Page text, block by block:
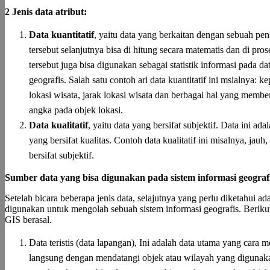
2 Jenis data atribut:
Data kuantitatif, yaitu data yang berkaitan dengan sebuah
tersebut selanjutnya bisa di hitung secara matematis dan di
tersebut juga bisa digunakan sebagai statistik informasi pada
geografis. Salah satu contoh ari data kuantitatif ini msialnya:
lokasi wisata, jarak lokasi wisata dan berbagai hal yang
angka pada objek lokasi.
Data kualitatif, yaitu data yang bersifat subjektif. Data ini
yang bersifat kualitas. Contoh data kualitatif ini misalnya, jauh,
bersifat subjektif.
Sumber data yang bisa digunakan pada sistem informasi
Setelah bicara beberapa jenis data, selajutnya yang perlu diketahui
digunakan untuk mengolah sebuah sistem informasi geografis.
GIS berasal.
Data teristis (data lapangan), Ini adalah data utama yang cara
langsung dengan mendatangi objek atau wilayah yang